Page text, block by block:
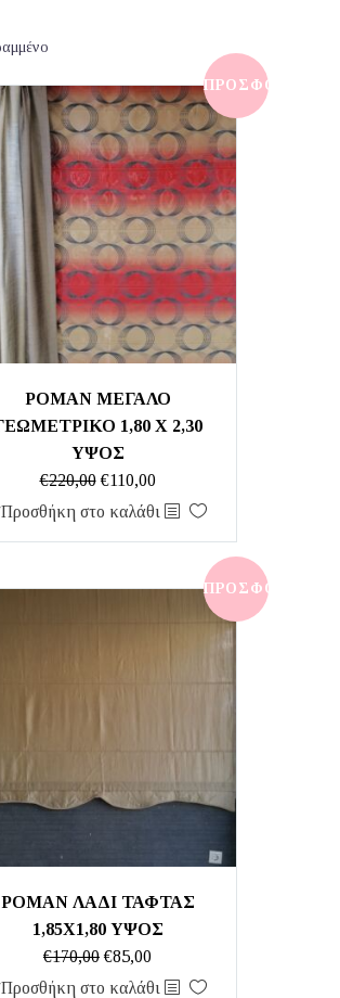
ΠΡΟΣΦΟΡΆ!
ΡΟΜΑΝ ΜΕΓΑΛΟ
1,80 Χ 2,30
ΥΨΟΣ
€220,00 Original
price
€110,00Η
τρέχουσα
€110,00.
Προσθήκη στο καλάθι
ΠΡΟΣΦΟΡΆ!
ΡΟΜΑΝ ΛΑΔΙ ΤΑΦΤΑΣ
1,85Χ1,80 ΥΨΟΣ
€170,00 Original
price
€85,00Η
τρέχουσα
Προσθήκη στο καλάθι